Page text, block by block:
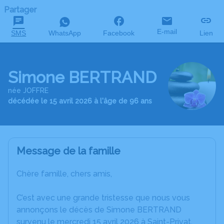
Partager
SMS WhatsApp Facebook E-mail Lien
Simone BERTRAND
née JOFFRE
décédée le 15 avril 2026 à l'âge de 96 ans
Message de la famille
Chère famille, chers amis,
C’est avec une grande tristesse que nous vous
annonçons le décès de Simone BERTRAND
survenu le mercredi 15 avril 2026 à Saint-Privat.